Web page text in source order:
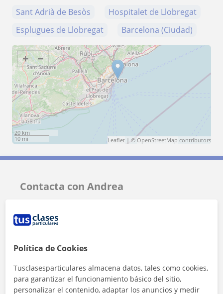
Sant Adrià de Besòs
Hospitalet de Llobregat
Esplugues de Llobregat
Barcelona (Ciudad)
+ −
20 km
10 mi
Leaflet | © OpenStreetMap contributors
Contacta con Andrea
Tarifa
Política de Cookies
Tusclasesparticulares almacena datos, tales como cookies,
para garantizar el funcionamiento básico del sitio,
personalizar el contenido, adaptar los anuncios y medir